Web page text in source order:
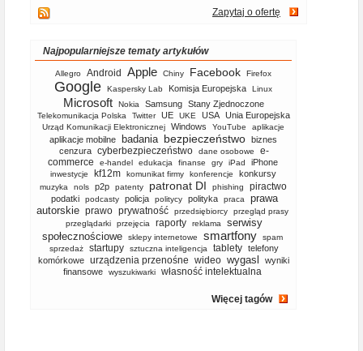
Zapytaj o ofertę
Najpopularniejsze tematy artykułów
Allegro Android Apple Chiny Facebook Firefox
Google Kaspersky Lab Komisja Europejska Linux
Microsoft Nokia Samsung Stany Zjednoczone
Telekomunikacja Polska Twitter UE UKE USA Unia Europejska
Urząd Komunikacji Elektronicznej Windows YouTube aplikacje
aplikacje mobilne badania bezpieczeństwo biznes
cenzura cyberbezpieczeństwo dane osobowe
e-
commerce
e-handel edukacja finanse gry iPad iPhone
inwestycje kf12m komunikat firmy konferencje konkursy
muzyka nols p2p patenty patronat DI phishing piractwo
podatki podcasty policja politycy polityka praca
prawa
autorskie prawo prywatność przedsiębiorcy
przegląd prasy
przeglądarki
przejęcia raporty reklama
serwisy
społecznościowe
sklepy internetowe smartfony
spam
sprzedaż
startupy sztuczna inteligencja tablety telefony
komórkowe
urządzenia przenośne wideo wygasl
wyniki
finansowe
wyszukiwarki własność intelektualna
Więcej tagów